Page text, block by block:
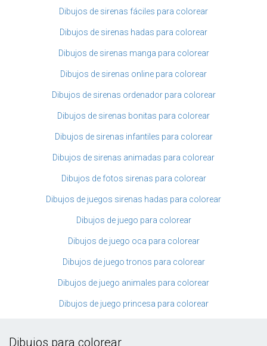
Dibujos de sirenas fáciles para colorear
Dibujos de sirenas hadas para colorear
Dibujos de sirenas manga para colorear
Dibujos de sirenas online para colorear
Dibujos de sirenas ordenador para colorear
Dibujos de sirenas bonitas para colorear
Dibujos de sirenas infantiles para colorear
Dibujos de sirenas animadas para colorear
Dibujos de fotos sirenas para colorear
Dibujos de juegos sirenas hadas para colorear
Dibujos de juego para colorear
Dibujos de juego oca para colorear
Dibujos de juego tronos para colorear
Dibujos de juego animales para colorear
Dibujos de juego princesa para colorear
Dibujos para colorear